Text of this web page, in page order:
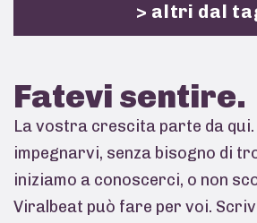
> altri dal
Fatevi sentire.
La vostra crescita parte da qui.
impegnarvi, senza bisogno di
iniziamo a conoscerci, o non
Viralbeat può fare per voi.